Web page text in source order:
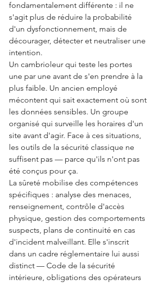
fondamentalement différente : il ne
s'agit plus de réduire la probabilité
d'un dysfonctionnement, mais de
décourager, détecter et neutraliser une
intention.
Un cambrioleur qui teste les portes
une par une avant de s'en prendre à la
plus faible. Un ancien employé
mécontent qui sait exactement où sont
les données sensibles. Un groupe
organisé qui surveille les horaires d'un
site avant d'agir. Face à ces situations,
les outils de la sécurité classique ne
suffisent pas — parce qu'ils n'ont pas
été conçus pour ça.
La sûreté mobilise des compétences
spécifiques : analyse des menaces,
renseignement, contrôle d'accès
physique, gestion des comportements
suspects, plans de continuité en cas
d'incident malveillant. Elle s'inscrit
dans un cadre réglementaire lui aussi
distinct — Code de la sécurité
intérieure, obligations des opérateurs